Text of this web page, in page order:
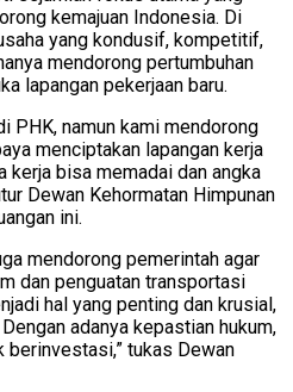
kemajuan Indonesia. Di
yang kondusif, kompetitif,
mendorong pertumbuhan
lapangan pekerjaan baru.
PHK, namun kami mendorong
menciptakan lapangan kerja
kerja bisa memadai dan angka
Dewan Kehormatan Himpunan
ini.
mendorong pemerintah agar
dan penguatan transportasi
hal yang penting dan krusial,
adanya kepastian hukum,
berinvestasi,” tukas Dewan